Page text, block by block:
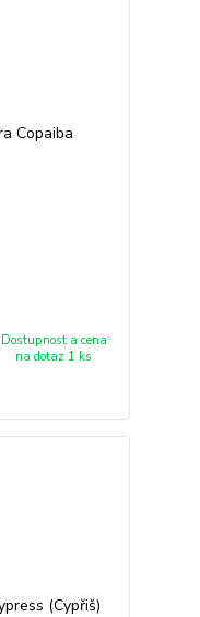
Dostupnost a cena
na dotaz 1 ks